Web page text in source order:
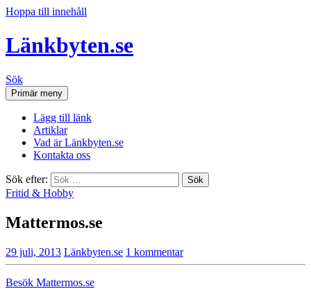
Hoppa till innehåll
Länkbyten.se
Sök
Primär meny
Lägg till länk
Artiklar
Vad är Länkbyten.se
Kontakta oss
Sök efter:
Fritid & Hobby
Mattermos.se
29 juli, 2013 Länkbyten.se 1 kommentar
Besök Mattermos.se